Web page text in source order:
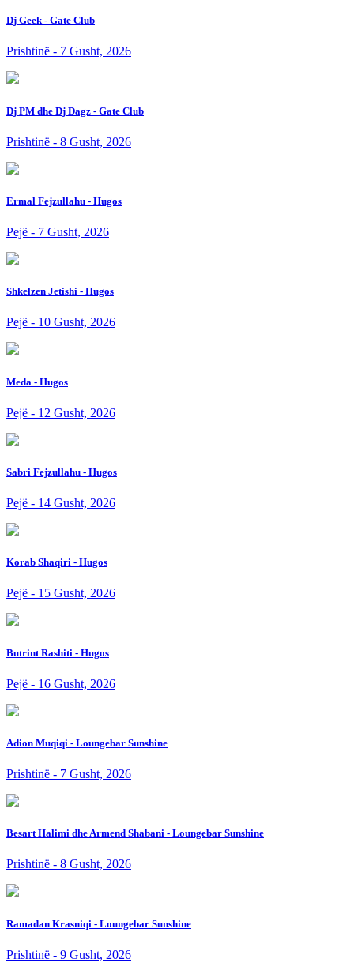
Dj Geek - Gate Club
Prishtinë - 7 Gusht, 2026
Dj PM dhe Dj Dagz - Gate Club
Prishtinë - 8 Gusht, 2026
Ermal Fejzullahu - Hugos
Pejë - 7 Gusht, 2026
Shkelzen Jetishi - Hugos
Pejë - 10 Gusht, 2026
Meda - Hugos
Pejë - 12 Gusht, 2026
Sabri Fejzullahu - Hugos
Pejë - 14 Gusht, 2026
Korab Shaqiri - Hugos
Pejë - 15 Gusht, 2026
Butrint Rashiti - Hugos
Pejë - 16 Gusht, 2026
Adion Muqiqi - Loungebar Sunshine
Prishtinë - 7 Gusht, 2026
Besart Halimi dhe Armend Shabani - Loungebar Sunshine
Prishtinë - 8 Gusht, 2026
Ramadan Krasniqi - Loungebar Sunshine
Prishtinë - 9 Gusht, 2026